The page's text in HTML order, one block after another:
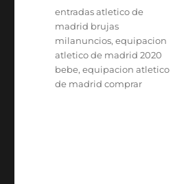
Etiquetas
entradas atletico de
madrid brujas
milanuncios,equipacion
atletico de madrid 2020
bebe,equipacion atletico
de madrid comprar